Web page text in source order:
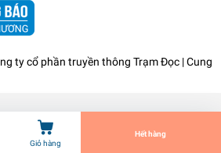
ty cổ phần truyền thông Trạm Đọc | Cung
A Nation-by-Nation Guide to the
Secrets
Hành Thanh Toán
Giỏ hàng
Hết hàng